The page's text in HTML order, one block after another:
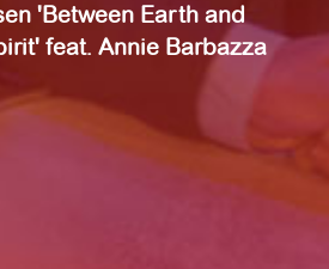
'Between Earth and
feat. Annie Barbazza